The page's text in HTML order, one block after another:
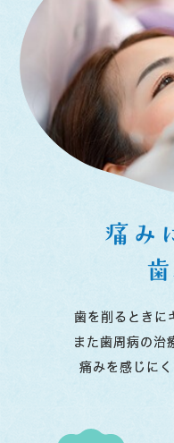
痛み
歯を削るときに
また歯周病の治
痛みを感じに